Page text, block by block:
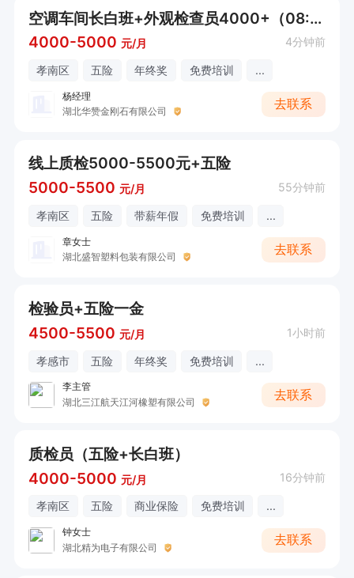
空调车间长白班+外观检查员4000+（08:00-17:30）
4000-5000 元/月 4分钟前
孝南区 五险 年终奖 免费培训 ...
杨经理
湖北华赞金刚石有限公司
去联系
线上质检5000-5500元+五险
5000-5500 元/月 55分钟前
孝南区 五险 带薪年假 免费培训 ...
章女士
湖北盛智塑料包装有限公司
去联系
检验员+五险一金
4500-5500 元/月 1小时前
孝感市 五险 年终奖 免费培训 ...
李主管
湖北三江航天江河橡塑有限公司
去联系
质检员（五险+长白班）
4000-5000 元/月 16分钟前
孝南区 五险 商业保险 免费培训 ...
钟女士
湖北精为电子有限公司
去联系